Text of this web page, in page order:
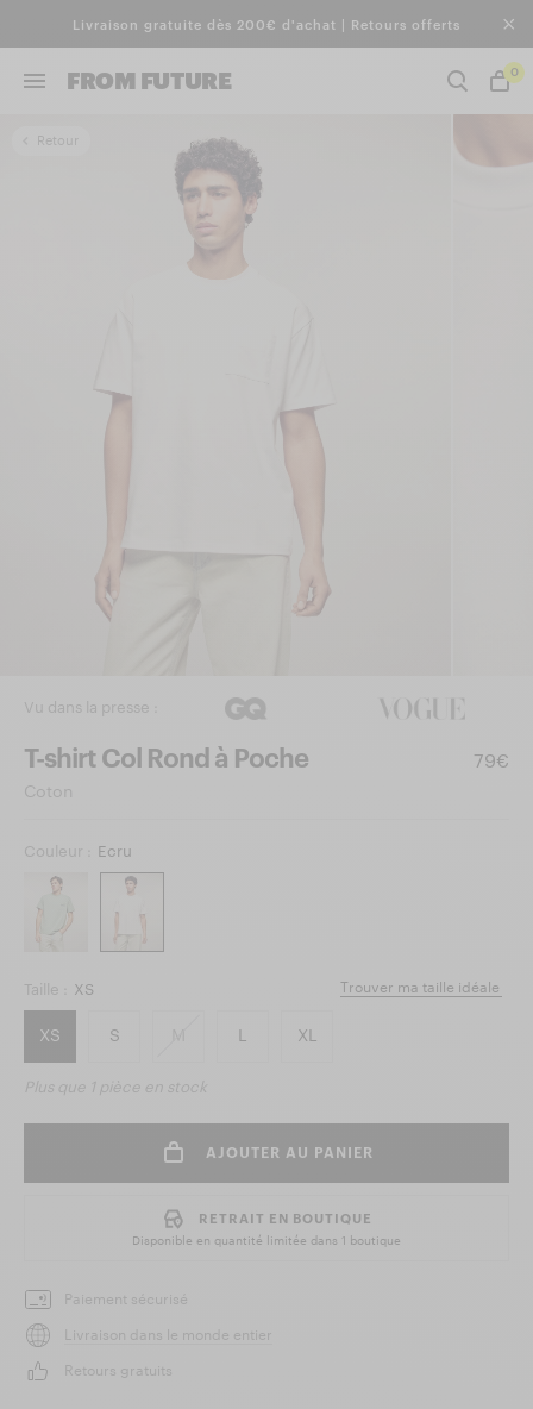
Livraison gratuite dès 200€ d'achat | Retours offerts
FROM FUTURE 0
Retour
Vu dans la presse :
T-shirt Col Rond à Poche
Coton
79€
Couleur : Ecru
Taille : XS
XS S L XL
Trouver ma taille idéale
Plus que 1 pièce en stock
AJOUTER AU PANIER
RETRAIT EN BOUTIQUE
Disponible en quantité limitée dans 1 boutique
Paiement sécurisé
Livraison dans le monde entier
Retours gratuits